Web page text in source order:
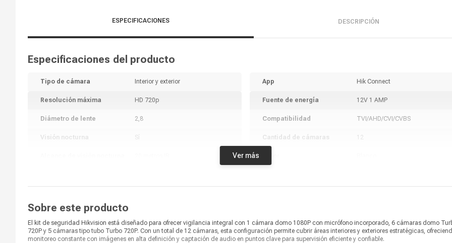
ESPECIFICACIONES DESCRIPCIÓN
Especificaciones del producto
Tipo de cámara Interior y exterior
Resolución máxima HD 720p
Diámetro de lente 2,8
Visión nocturna Sí
Parlantes
Micrófono Sí
App Hik Connect
Fuente de energía 12V 1 AMP
Compatibilidad TVI/AHD/CVI/CVBS
Cantidad de cámaras 12
Información adicional
cámaras con audio incorporado
en todos los canales AHD. Salida
HDMI y VGA a una resolución de
Ver más
Sobre este producto
El kit de seguridad Hikvision está diseñado para ofrecer vigilancia integral con 1 cámara domo 1080P con micrófono incorporado, 6 cámaras domo
720P y 5 cámaras tipo tubo Turbo 720P. Con un total de 12 cámaras, esta configuración permite cubrir áreas interiores y exteriores estratégicas,
monitoreo constante con imágenes en alta definición y captación de audio en puntos clave para supervisión eficiente y confiable.